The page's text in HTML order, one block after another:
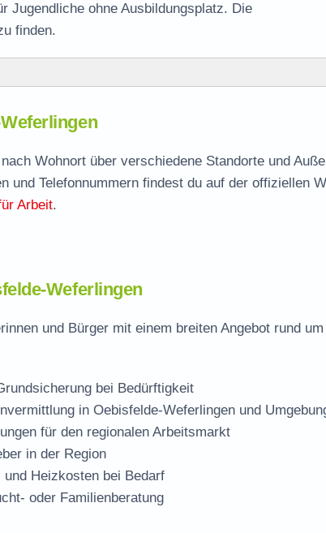
Jugendliche ohne Ausbildungsplatz. Die
finden.
Wohnort über verschiedene Standorte und
und Telefonnummern findest du auf der offiziellen
Arbeit.
Weferlingen
und Bürger mit einem breiten Angebot rund
bei Bedürftigkeit
in Oebisfelde-Weferlingen und
für den regionalen Arbeitsmarkt
in der Region
Heizkosten bei Bedarf
oder Familienberatung